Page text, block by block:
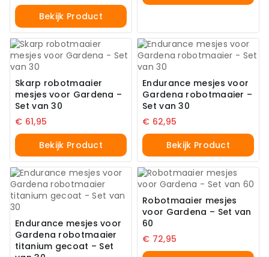
Bekijk Product
Skarp robotmaaier
mesjes voor Gardena –
Set van 30
€ 61,95
Bekijk Product
Endurance mesjes voor
Gardena robotmaaier –
Set van 30
€ 62,95
Bekijk Product
Endurance mesjes voor
Gardena robotmaaier
titanium gecoat – Set
Robotmaaier mesjes
voor Gardena – Set van
60
€ 72,95